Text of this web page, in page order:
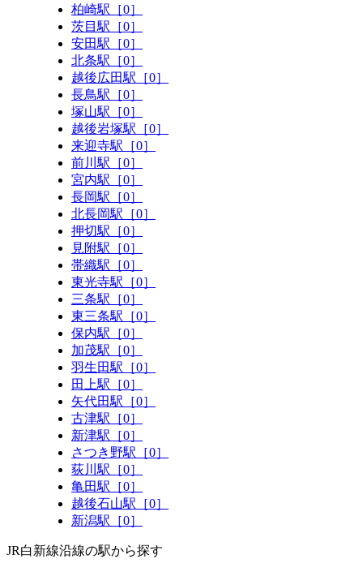
柏崎駅［0］
茨目駅［0］
安田駅［0］
北条駅［0］
越後広田駅［0］
長鳥駅［0］
塚山駅［0］
越後岩塚駅［0］
来迎寺駅［0］
前川駅［0］
宮内駅［0］
長岡駅［0］
北長岡駅［0］
押切駅［0］
見附駅［0］
帯織駅［0］
東光寺駅［0］
三条駅［0］
東三条駅［0］
保内駅［0］
加茂駅［0］
羽生田駅［0］
田上駅［0］
矢代田駅［0］
古津駅［0］
新津駅［0］
さつき野駅［0］
荻川駅［0］
亀田駅［0］
越後石山駅［0］
新潟駅［0］
JR白新線沿線の駅から探す